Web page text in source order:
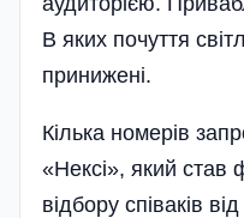
В яких почуття
принижені.
Кілька номерів
«Нексі», який став
відбору співаків